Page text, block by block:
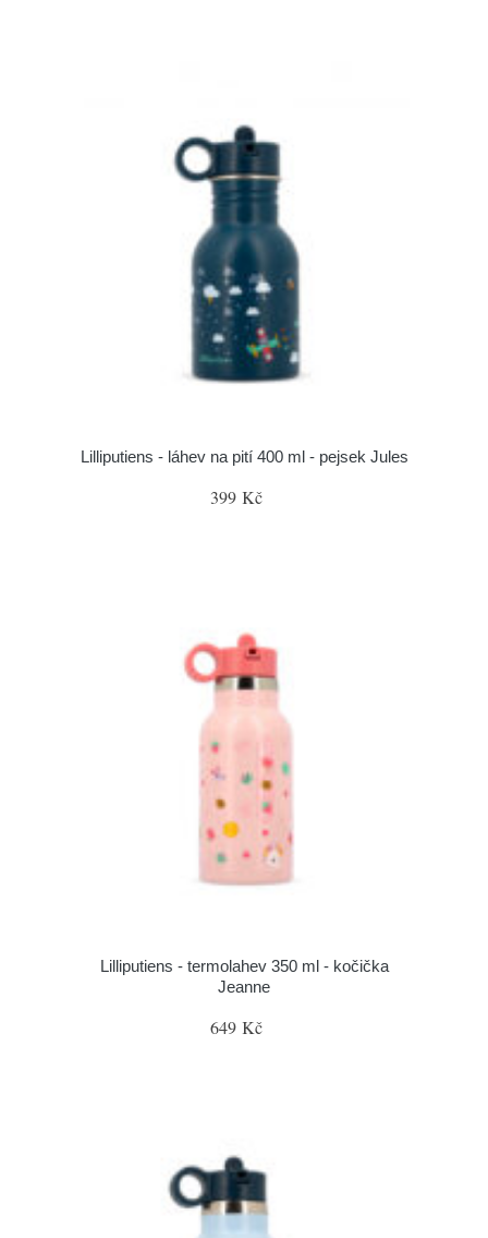
Lilliputiens - láhev na pití 400 ml - pejsek Jules
399 Kč
Lilliputiens - termolahev 350 ml - kočička
Jeanne
649 Kč